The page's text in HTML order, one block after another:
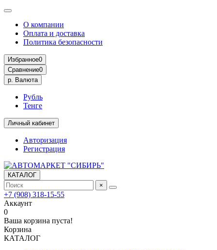
О компании
Оплата и доставка
Политика безопасности
Избранное0
Сравнение0
р. Валюта
Рубль
Тенге
Личный кабинет
Авторизация
Регистрация
КАТАЛОГ
×
+7 (908) 318-15-55
Аккаунт
0
Ваша корзина пуста!
Корзина
КАТАЛОГ